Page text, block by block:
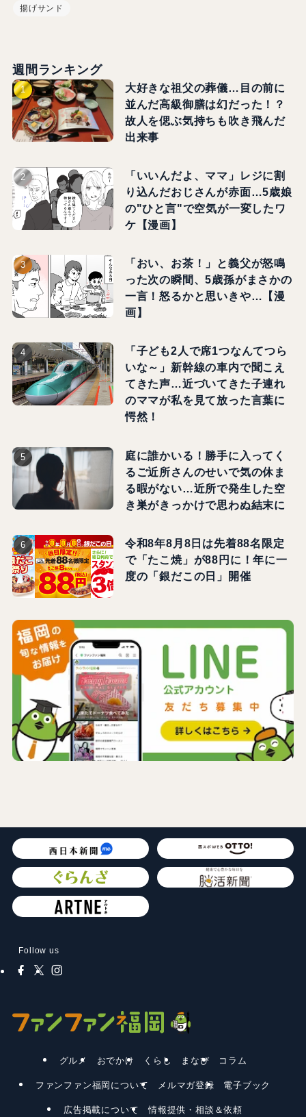
揚げサンド
週間ランキング
大好きな祖父の葬儀…目の前に
並んだ高級御膳は幻だった！？
故人を偲ぶ気持ちも吹き飛んだ
出来事
「いいんだよ、ママ」レジに割
り込んだおじさんが赤面…5歳娘
の"ひと言"で空気が一変したワ
ケ【漫画】
「おい、お茶！」と義父が怒鳴
った次の瞬間、5歳孫がまさかの
一言！怒るかと思いきや…【漫
画】
「子ども2人で席1つなんてつら
いな～」新幹線の車内で聞こえ
てきた声…近づいてきた子連れ
のママが私を見て放った言葉に
愕然！
庭に誰かいる！勝手に入ってく
るご近所さんのせいで気の休ま
る暇がない…近所で発生した空
き巣がきっかけで思わぬ結末に
令和8年8月8日は先着88名限定
で「たこ焼」が88円に！年に一
度の「銀だこの日」開催
Follow us
グルメ おでかけ くらし まなび コラム
ファンファン福岡について メルマガ登録 電子ブック
広告掲載について 情報提供・相談＆依頼